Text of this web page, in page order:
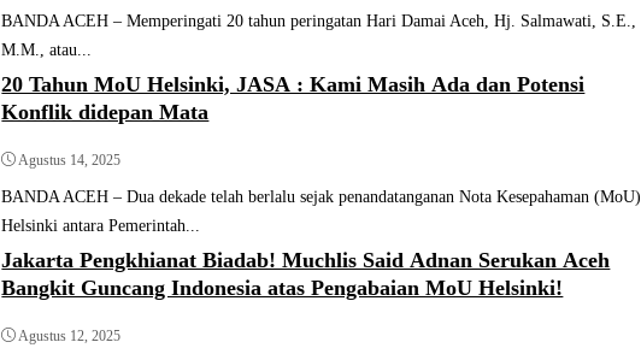
BANDA ACEH – Memperingati 20 tahun peringatan Hari Damai Aceh, Hj. Salmawati, S.E.,
M.M., atau...
20 Tahun MoU Helsinki, JASA : Kami Masih Ada dan Potensi
Konflik didepan Mata
Agustus 14, 2025
BANDA ACEH – Dua dekade telah berlalu sejak penandatanganan Nota Kesepahaman (MoU)
Helsinki antara Pemerintah...
Jakarta Pengkhianat Biadab! Muchlis Said Adnan Serukan Aceh
Bangkit Guncang Indonesia atas Pengabaian MoU Helsinki!
Agustus 12, 2025